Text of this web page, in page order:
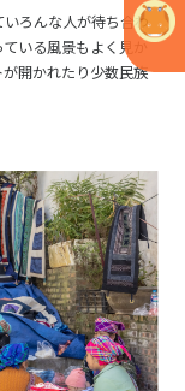
ろんな人が待ち合わ
いる風景もよく見か
開かれたり少数民族